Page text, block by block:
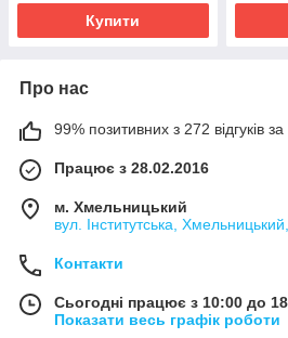
Купити
Про нас
99% позитивних з 272 відгуків за
Працює з 28.02.2016
м. Хмельницький
вул. Інститутська,
Контакти
Сьогодні працює з 10:00 до
Показати весь графік роботи